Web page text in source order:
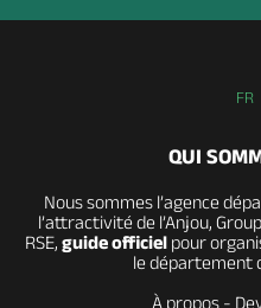
FR
QUI
Nous sommes l’agence
l’attractivité de l’Anjou,
RSE, guide officielpour
le département
À propos -